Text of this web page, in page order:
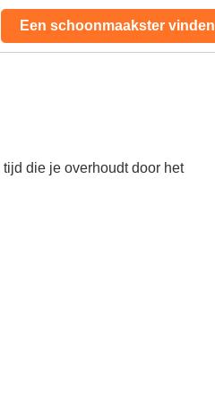
Een schoonmaakster vinden
die je overhoudt door het